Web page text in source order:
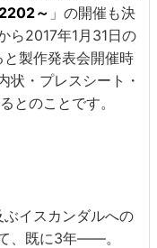
～ 」の開催も決
ら2017年1月31日の
製作発表会開催時
状・プレスシート・
とのことです。
イスカンダルへの
、既に3年――。